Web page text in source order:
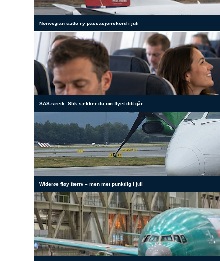
Norwegian satte ny passasjerrekord i juli
SAS-streik: Slik sjekker du om flyet ditt går
Widerøe fløy færre – men mer punktlig i juli